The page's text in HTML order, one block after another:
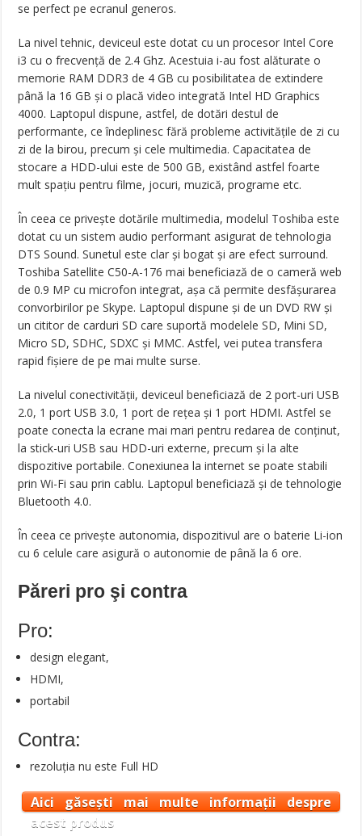
se perfect pe ecranul generos.
La nivel tehnic, deviceul este dotat cu un procesor Intel Core
i3 cu o frecvență de 2.4 Ghz. Acestuia i-au fost alăturate o
memorie RAM DDR3 de 4 GB cu posibilitatea de extindere
până la 16 GB și o placă video integrată Intel HD Graphics
4000. Laptopul dispune, astfel, de dotări destul de
performante, ce îndeplinesc fără probleme activitățile de zi cu
zi de la birou, precum și cele multimedia. Capacitatea de
stocare a HDD-ului este de 500 GB, existând astfel foarte
mult spațiu pentru filme, jocuri, muzică, programe etc.
În ceea ce privește dotările multimedia, modelul Toshiba este
dotat cu un sistem audio performant asigurat de tehnologia
DTS Sound. Sunetul este clar și bogat și are efect surround.
Toshiba Satellite C50-A-176 mai beneficiază de o cameră web
de 0.9 MP cu microfon integrat, așa că permite desfășurarea
convorbirilor pe Skype. Laptopul dispune și de un DVD RW și
un cititor de carduri SD care suportă modelele SD, Mini SD,
Micro SD, SDHC, SDXC și MMC. Astfel, vei putea transfera
rapid fișiere de pe mai multe surse.
La nivelul conectivității, deviceul beneficiază de 2 port-uri USB
2.0, 1 port USB 3.0, 1 port de rețea și 1 port HDMI. Astfel se
poate conecta la ecrane mai mari pentru redarea de conținut,
la stick-uri USB sau HDD-uri externe, precum şi la alte
dispozitive portabile. Conexiunea la internet se poate stabili
prin Wi-Fi sau prin cablu. Laptopul beneficiază şi de tehnologie
Bluetooth 4.0.
În ceea ce priveşte autonomia, dispozitivul are o baterie Li-ion
cu 6 celule care asigură o autonomie de până la 6 ore.
Păreri pro şi contra
Pro:
design elegant,
HDMI,
portabil
Contra:
rezoluția nu este Full HD
Aici găsești mai multe informații despre
acest produs